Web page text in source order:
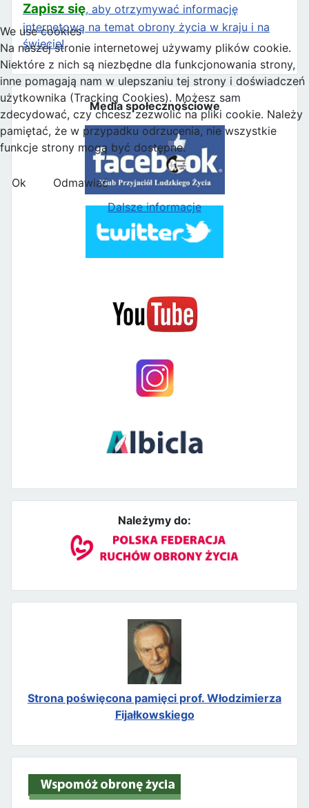
Zapisz się, aby otrzymywać informację
internetową na temat obrony życia w kraju i na
świecie!
Media społecznościowe
Należymy do:
Strona poświęcona pamięci prof. Włodzimierza
Fijałkowskiego
We use cookies
Na naszej stronie internetowej używamy plików cookie.
Niektóre z nich są niezbędne dla funkcjonowania strony,
inne pomagają nam w ulepszaniu tej strony i doświadczeń
użytkownika (Tracking Cookies). Możesz sam
zdecydować, czy chcesz zezwolić na pliki cookie. Należy
pamiętać, że w przypadku odrzucenia, nie wszystkie
funkcje strony mogą być dostępne.
Ok
Odmawiać
Dalsze informacje